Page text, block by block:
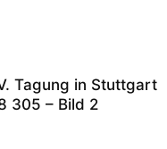
Tagung in Stuttgart
305 – Bild 2